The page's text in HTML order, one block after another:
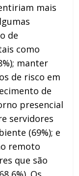
mais
de
como
manter
de risco em
de
presencial
servidores
(69%); e
remoto
que são